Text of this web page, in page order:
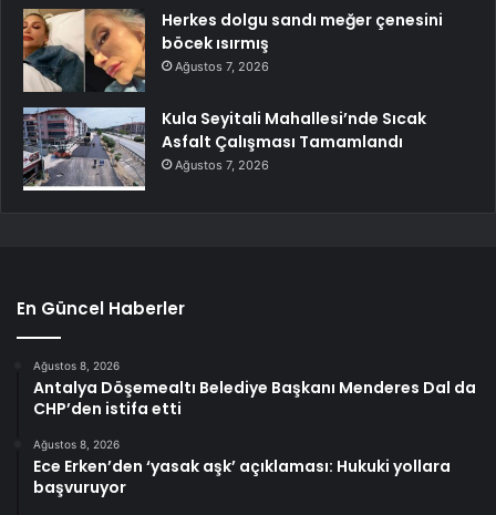
Herkes dolgu sandı meğer çenesini
böcek ısırmış
Ağustos 7, 2026
Kula Seyitali Mahallesi’nde Sıcak
Asfalt Çalışması Tamamlandı
Ağustos 7, 2026
En Güncel Haberler
Ağustos 8, 2026
Antalya Döşemealtı Belediye Başkanı Menderes Dal da
CHP’den istifa etti
Ağustos 8, 2026
Ece Erken’den ‘yasak aşk’ açıklaması: Hukuki yollara
başvuruyor